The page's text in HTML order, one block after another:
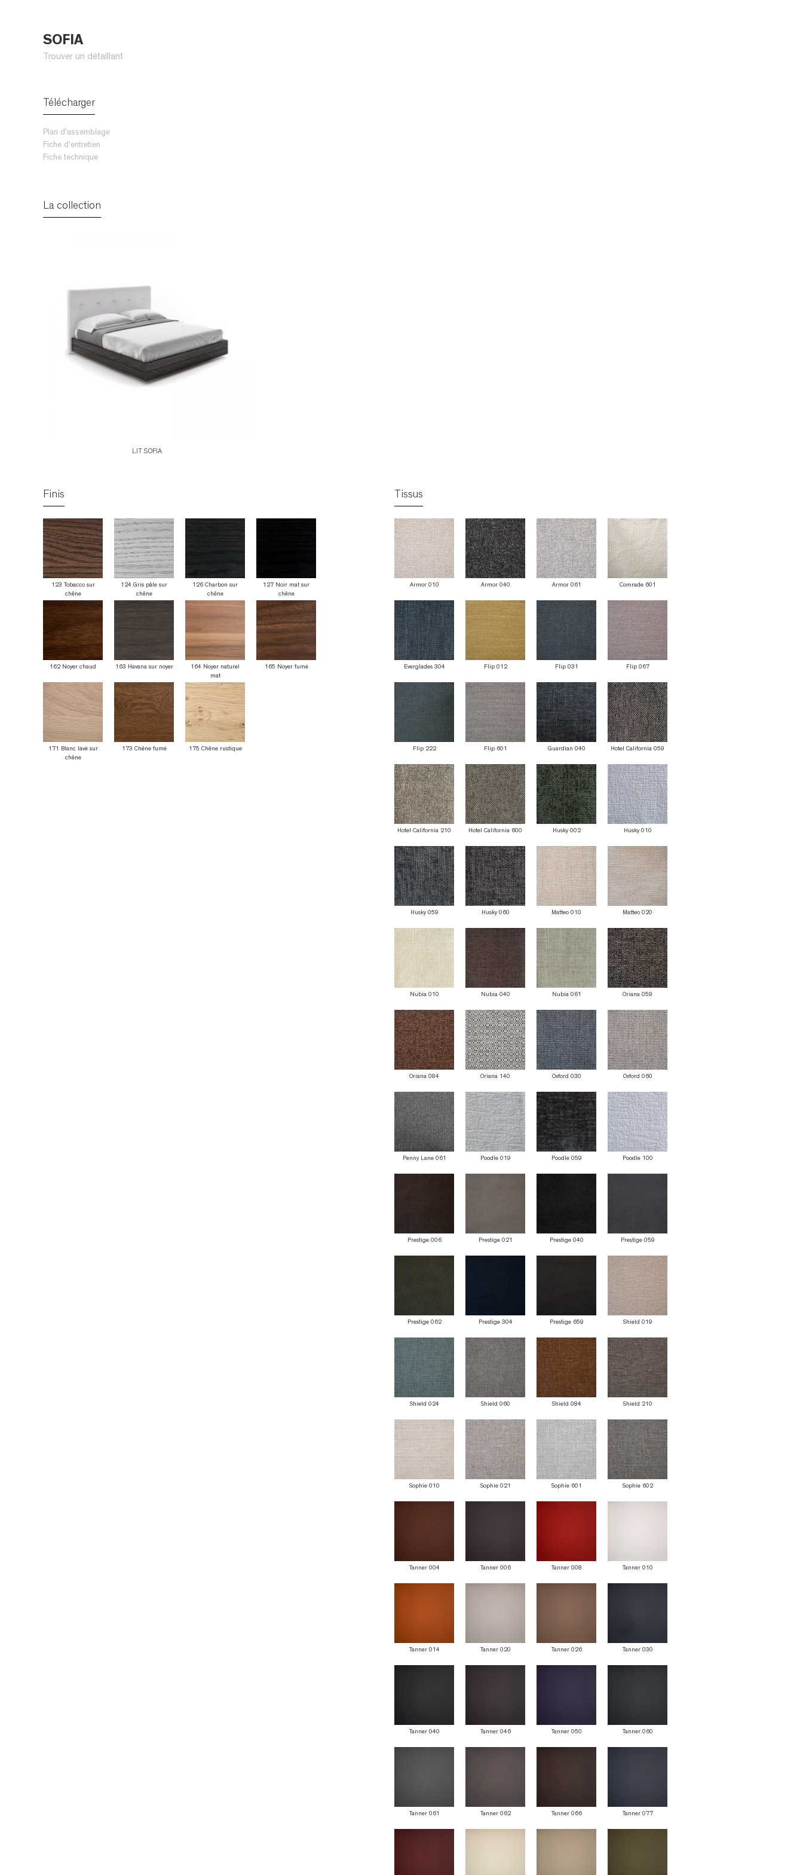
SOFIA
Trouver un détaillant
Télécharger
Plan d'assemblage
Fiche d'entretien
Fiche technique
La collection
LIT SOFIA
Finis
123 Tobacco sur
chêne
124 Gris pâle sur
chêne
126 Charbon sur
chêne
127 Noir mat sur
chêne
162 Noyer chaud 163 Havana sur noyer
164 Noyer naturel
mat
165 Noyer fumé
171 Blanc lavé sur
chêne
173 Chêne fumé 175 Chêne rustique
Tissus
Armor 010 Armor 040 Armor 061 Comrade 601
Everglades 304 Flip 012 Flip 031 Flip 067
Flip 222 Flip 601 Guardian 040 Hotel California 059
Hotel California 210 Hotel California 600 Husky 002 Husky 010
Husky 059 Husky 060 Matteo 010 Matteo 020
Nubia 010 Nubia 040 Nubia 061 Oriana 059
Oriana 084 Oriana 140 Oxford 030 Oxford 060
Penny Lane 061 Poodle 019 Poodle 059 Poodle 100
Prestige 006 Prestige 021 Prestige 040 Prestige 059
Prestige 062 Prestige 304 Prestige 659 Shield 019
Shield 024 Shield 060 Shield 084 Shield 210
Sophie 010 Sophie 021 Sophie 601 Sophie 602
Tanner 004 Tanner 006 Tanner 008 Tanner 010
Tanner 014 Tanner 020 Tanner 026 Tanner 030
Tanner 040 Tanner 046 Tanner 050 Tanner 060
Tanner 061 Tanner 062 Tanner 066 Tanner 077